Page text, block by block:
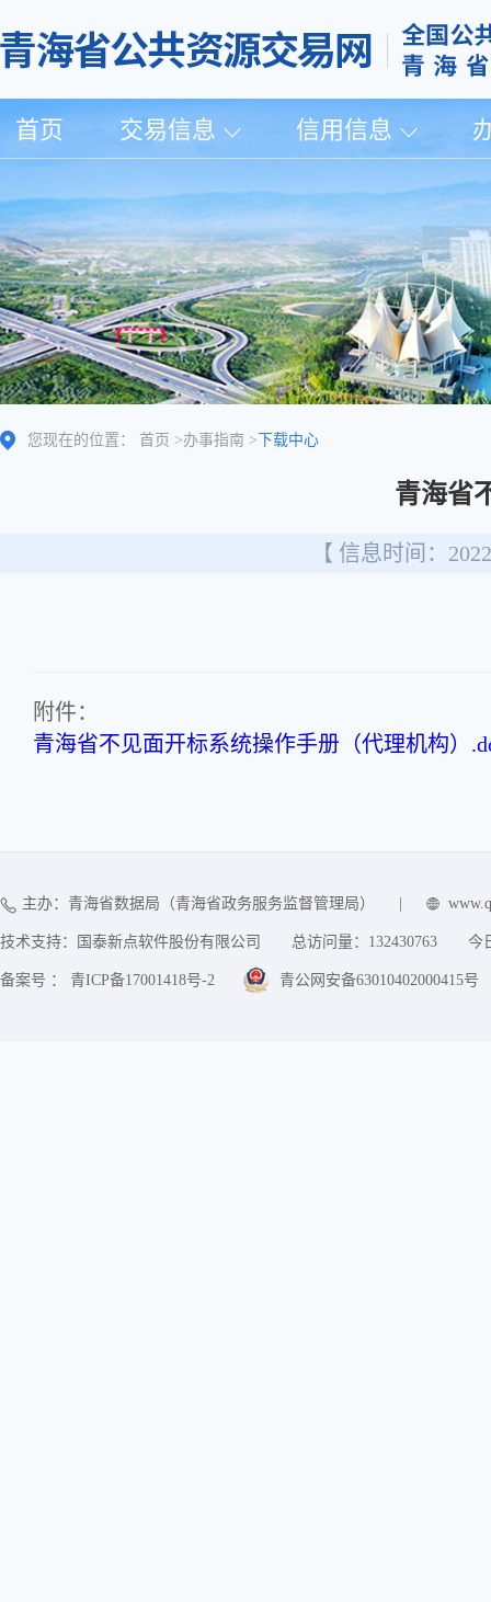
首页 交易信息 信用信息
您现在的位置： 首页 >办事指南 > 下载中心
青海省
【 信息时间：
附件：
青海省不见面开标系统操作手册（代理机构）
主办：青海省数据局（青海省政务服务监督管理局）
技术支持：国泰新点软件股份有限公司 总访问量： 132430763 今
备案号 ： 青ICP备17001418号-2 青公网安备63010402000415号